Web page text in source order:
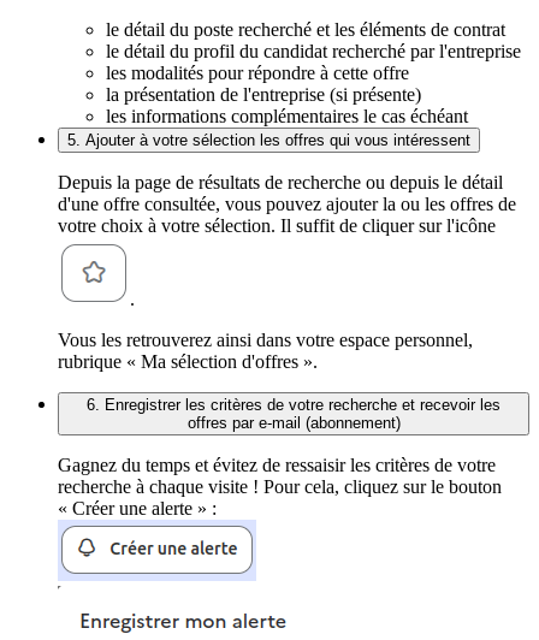
le détail du poste recherché et les éléments de contrat
le détail du profil du candidat recherché par l'entreprise
les modalités pour répondre à cette offre
la présentation de l'entreprise (si présente)
les informations complémentaires le cas échéant
5. Ajouter à votre sélection les offres qui vous intéressent
Depuis la page de résultats de recherche ou depuis le détail
d'une offre consultée, vous pouvez ajouter la ou les offres de
votre choix à votre sélection. Il suffit de cliquer sur l'icône
.
Vous les retrouverez ainsi dans votre espace personnel,
rubrique « Ma sélection d'offres ».
6. Enregistrer les critères de votre recherche et recevoir les
offres par e-mail (abonnement)
Gagnez du temps et évitez de ressaisir les critères de votre
recherche à chaque visite ! Pour cela, cliquez sur le bouton
« Créer une alerte » :